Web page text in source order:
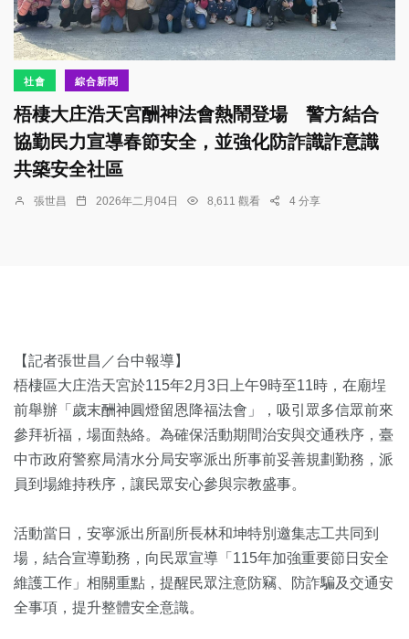
社會 綜合新聞
梧棲大庄浩天宮酬神法會熱鬧登場 警方結合
協勤民力宣導春節安全，並強化防詐識詐意識
共築安全社區
張世昌 2026年二月04日 8,611 觀看 4 分享
【記者張世昌／台中報導】
梧棲區大庄浩天宮於115年2月3日上午9時至11時，在廟埕
前舉辦「歲末酬神圓燈留恩降福法會」，吸引眾多信眾前來
參拜祈福，場面熱絡。為確保活動期間治安與交通秩序，臺
中市政府警察局清水分局安寧派出所事前妥善規劃勤務，派
員到場維持秩序，讓民眾安心參與宗教盛事。
活動當日，安寧派出所副所長林和坤特別邀集志工共同到
場，結合宣導勤務，向民眾宣導「115年加強重要節日安全
維護工作」相關重點，提醒民眾注意防竊、防詐騙及交通安
全事項，提升整體安全意識。